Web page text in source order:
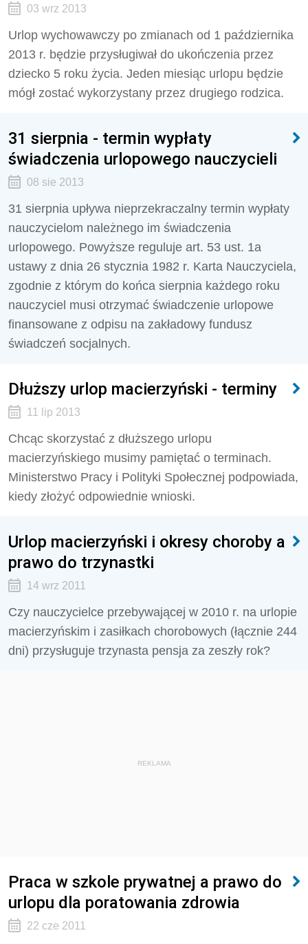
03 wrz 2013
Urlop wychowawczy po zmianach od 1 października
2013 r. będzie przysługiwał do ukończenia przez
dziecko 5 roku życia. Jeden miesiąc urlopu będzie
mógł zostać wykorzystany przez drugiego rodzica.
31 sierpnia - termin wypłaty
świadczenia urlopowego nauczycieli
08 sie 2013
31 sierpnia upływa nieprzekraczalny termin wypłaty
nauczycielom należnego im świadczenia
urlopowego. Powyższe reguluje art. 53 ust. 1a
ustawy z dnia 26 stycznia 1982 r. Karta Nauczyciela,
zgodnie z którym do końca sierpnia każdego roku
nauczyciel musi otrzymać świadczenie urlopowe
finansowane z odpisu na zakładowy fundusz
świadczeń socjalnych.
Dłuższy urlop macierzyński - terminy
11 lip 2013
Chcąc skorzystać z dłuższego urlopu
macierzyńskiego musimy pamiętać o terminach.
Ministerstwo Pracy i Polityki Społecznej podpowiada,
kiedy złożyć odpowiednie wnioski.
Urlop macierzyński i okresy choroby a
prawo do trzynastki
14 wrz 2011
Czy nauczycielce przebywającej w 2010 r. na urlopie
macierzyńskim i zasiłkach chorobowych (łącznie 244
dni) przysługuje trzynasta pensja za zeszły rok?
REKLAMA
Praca w szkole prywatnej a prawo do
urlopu dla poratowania zdrowia
22 cze 2011